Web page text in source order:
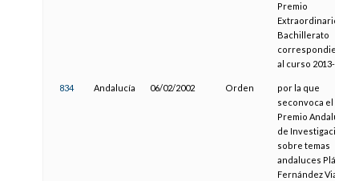
Premio
Extraordinario de
Bachillerato
correspondiente
al curso 2013-2014
834 Andalucía 06/02/2002 Orden
por la que
seconvoca el IX
Premio Andalucía
de Investigación
sobre temas
andaluces Plácido
Fernández Viagas